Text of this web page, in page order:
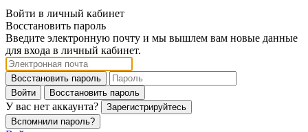
Войти в личный кабинет
Восстановить пароль
Введите электронную почту и мы вышлем вам новые данные
для входа в личный кабинет.
Восстановить пароль
Войти
Восстановить пароль
У вас нет аккаунта?
Зарегистрируйтесь
Вспомнили пароль?